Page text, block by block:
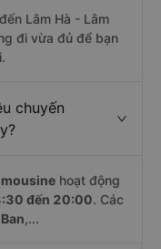
Lâm Hà - Lâm
đi vừa đủ để bạn
chuyến
hoạt động
đến 20:00. Các
,...